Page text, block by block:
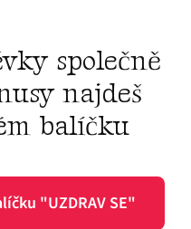
společně
najdeš
balíčku
"UZDRAV SE"